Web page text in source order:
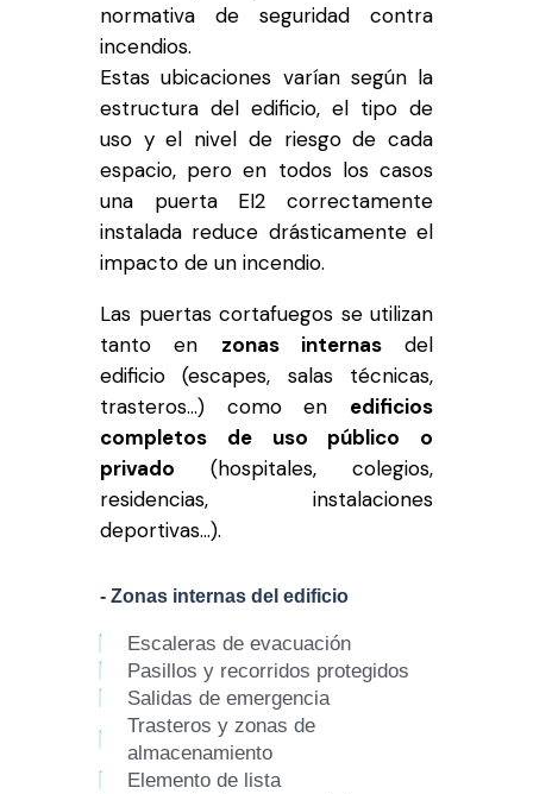
normativa de seguridad contra
incendios.
Estas ubicaciones varían según la
estructura del edificio, el tipo de
uso y el nivel de riesgo de cada
espacio, pero en todos los casos
una puerta EI2 correctamente
instalada reduce drásticamente el
impacto de un incendio.
Las puertas cortafuegos se utilizan
tanto en zonas internasdel
edificio (escapes, salas técnicas,
trasteros…) como en edificios
completos de uso público o
privado (hospitales, colegios,
residencias, instalaciones
deportivas…).
- Zonas internas del edificio
Escaleras de evacuación
Pasillos y recorridos protegidos
Salidas de emergencia
Trasteros y zonas de
almacenamiento
Elemento de lista